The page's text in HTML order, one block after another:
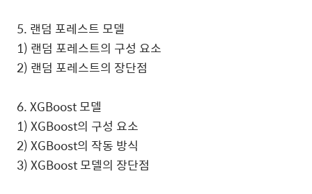
5. 랜덤 포레스트 모델
1) 랜덤 포레스트의 구성 요소
2) 랜덤 포레스트의 장단점
6. XGBoost 모델
1) XGBoost의 구성 요소
2) XGBoost의 작동 방식
3) XGBoost 모델의 장단점